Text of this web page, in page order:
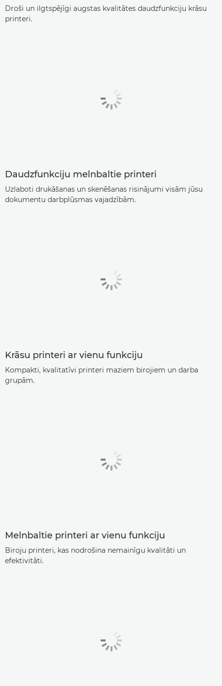
Droši un ilgtspējīgi augstas kvalitātes daudzfunkciju krāsu
printeri.
Daudzfunkciju melnbaltie printeri
Uzlaboti drukāšanas un skenēšanas risinājumi visām jūsu
dokumentu darbplūsmas vajadzībām.
Krāsu printeri ar vienu funkciju
Kompakti, kvalitatīvi printeri maziem birojiem un darba
grupām.
Melnbaltie printeri ar vienu funkciju
Biroju printeri, kas nodrošina nemainīgu kvalitāti un
efektivitāti.